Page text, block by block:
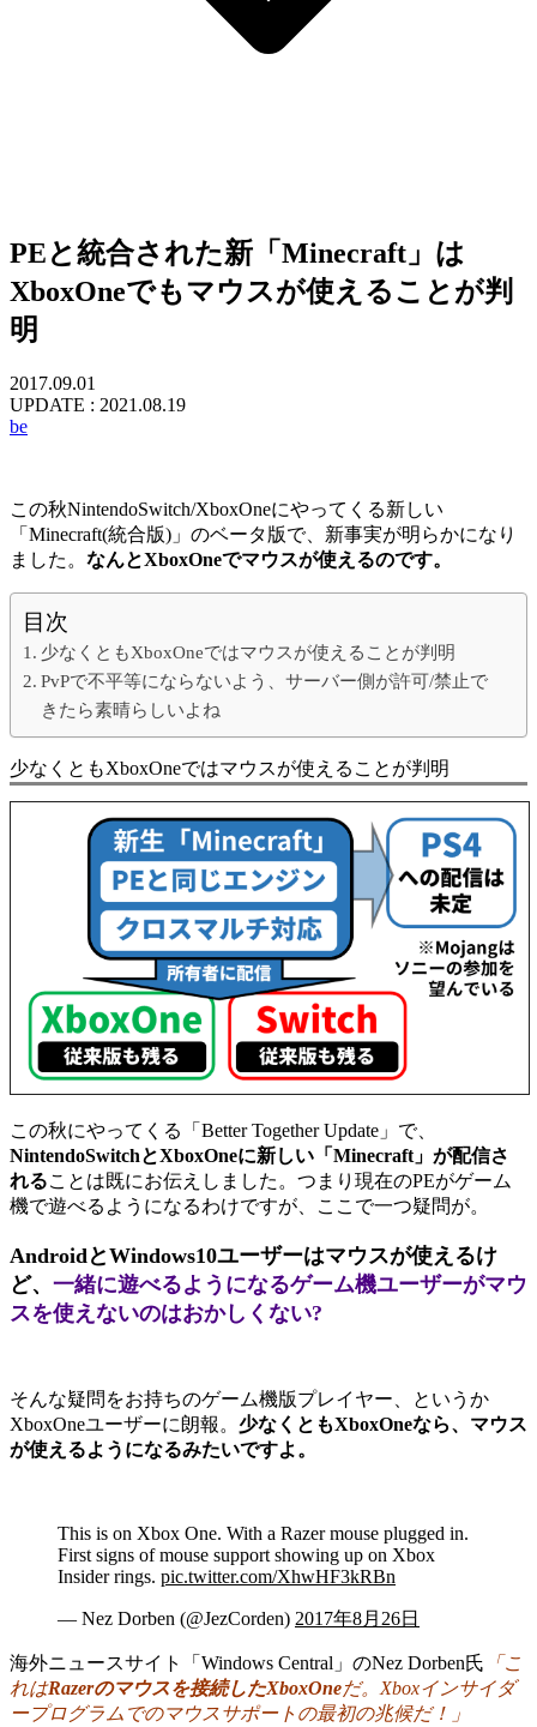
PEと統合された新「Minecraft」は
XboxOneでもマウスが使えることが判
明
2017.09.01
UPDATE : 2021.08.19
be
この秋NintendoSwitch/XboxOneにやってくる新しい
「Minecraft(統合版)」のベータ版で、新事実が明らかになり
ました。 なんとXboxOneでマウスが使えるのです。
目次
少なくともXboxOneではマウスが使えることが判明
PvPで不平等にならないよう、サーバー側が許可/禁止で
きたら素晴らしいよね
少なくともXboxOneではマウスが使えることが判明
この秋にやってくる「Better Together Update」で、
NintendoSwitchとXboxOneに新しい「Minecraft」が配信さ
れることは既にお伝えしました。つまり現在のPEがゲーム
機で遊べるようになるわけですが、ここで一つ疑問が。
AndroidとWindows10ユーザーはマウスが使えるけ
ど、 一緒に遊べるようになるゲーム機ユーザーがマウ
スを使えないのはおかしくない?
そんな疑問をお持ちのゲーム機版プレイヤー、というか
XboxOneユーザーに朗報。 少なくともXboxOneなら、マウス
が使えるようになるみたいですよ。
This is on Xbox One. With a Razer mouse plugged in.
First signs of mouse support showing up on Xbox
Insider rings. pic.twitter.com/XhwHF3kRBn
— Nez Dorben (@JezCorden) 2017年8月26日
海外ニュースサイト「Windows Central」のNez Dorben氏 「こ
れはRazerのマウスを接続したXboxOneだ。Xboxインサイダ
ープログラムでのマウスサポートの最初の兆候だ！」